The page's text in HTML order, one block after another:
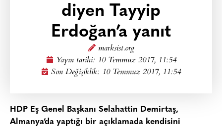
diyen Tayyip
Erdoğan’a yanıt
marksist.org
Yayın tarihi: 10 Temmuz 2017, 11:54
Son Değişiklik: 10 Temmuz 2017, 11:54
HDP Eş Genel Başkanı Selahattin Demirtaş,
Almanya’da yaptığı bir açıklamada kendisini